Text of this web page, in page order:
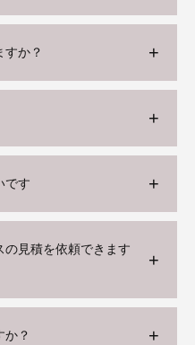
すか？
です
の見積を依頼できます
か？